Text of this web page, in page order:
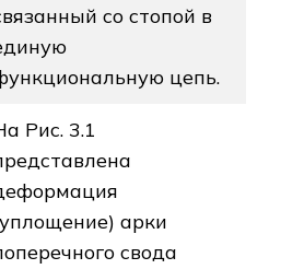
со стопой в
цепь.
Рис. 3.1
арки
свода